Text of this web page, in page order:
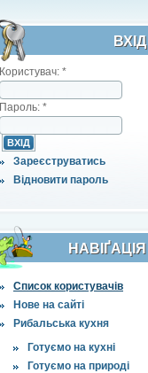
ВХІД
Користувач: *
Пароль: *
Зареєструватись
Відновити пароль
НАВІҐАЦІЯ
Список користувачів
Нове на сайті
Рибальська кухня
Готуємо на кухні
Готуємо на природі